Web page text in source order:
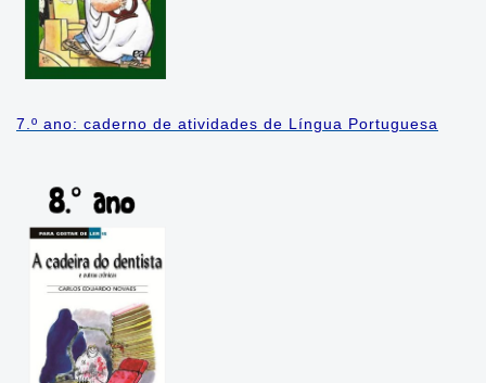
7.º ano: caderno de atividades de Língua Portuguesa